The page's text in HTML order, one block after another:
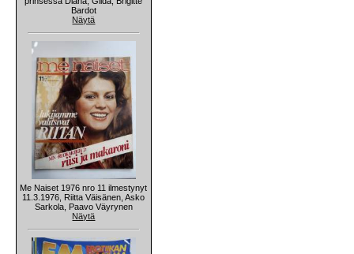
Bardot
Näytä
Me Naiset 1976 nro 11 ilmestynyt
11.3.1976, Riitta Väisänen, Asko
Sarkola, Paavo Väyrynen
Näytä